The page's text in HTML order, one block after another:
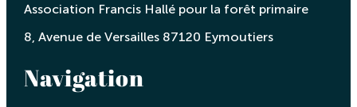
Association Francis Hallé pour la forêt primaire
8, Avenue de Versailles 87120 Eymoutiers
Navigation